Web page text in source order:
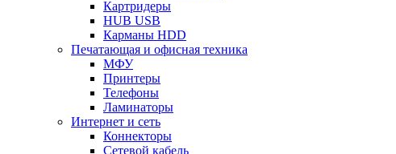
Картридеры
HUB USB
Карманы HDD
Печатающая и офисная техника
МФУ
Принтеры
Телефоны
Ламинаторы
Интернет и сеть
Коннекторы
Сетевой кабель